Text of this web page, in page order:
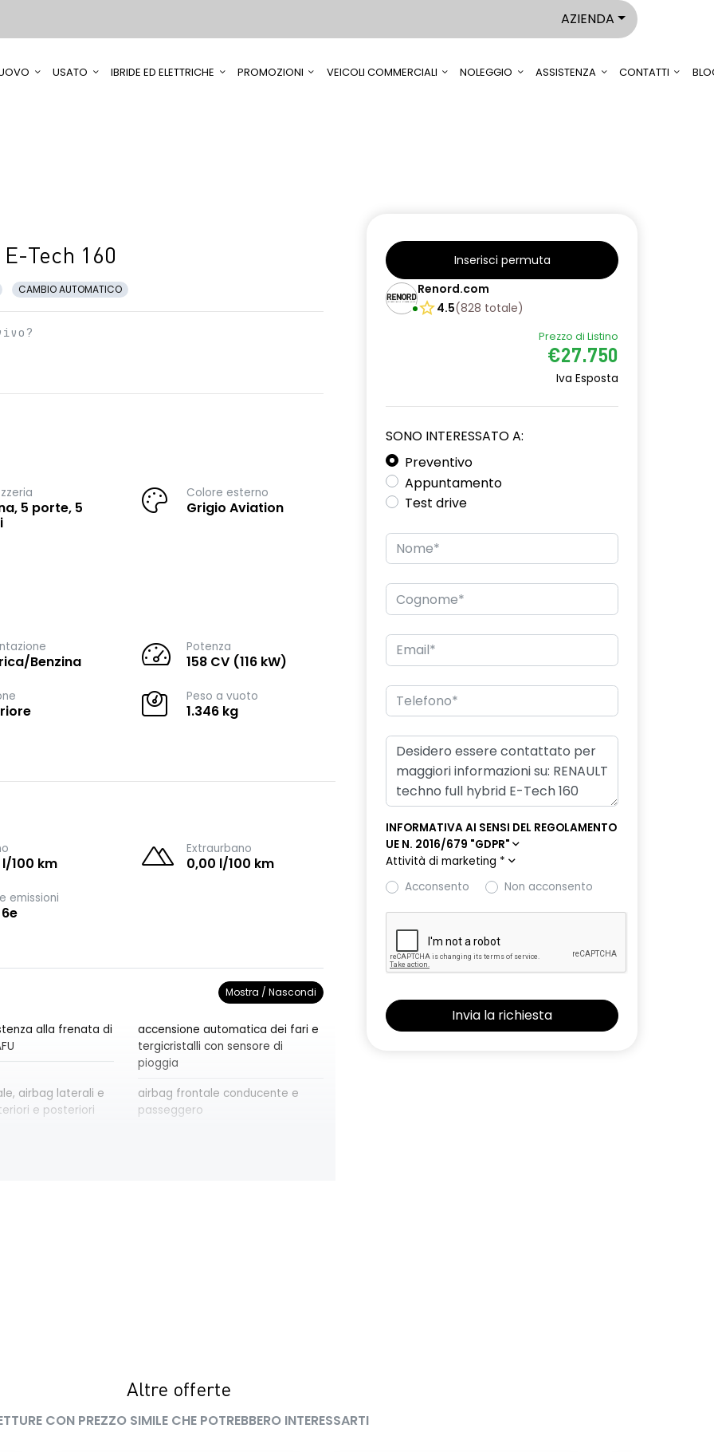
AZIENDA
USATO IBRIDE ED ELETTRICHE PROMOZIONI VEICOLI COMMERCIALI NOLEGGIO ASSISTENZA CONTATTI
Tech 160
CAMBIO AUTOMATICO
5 porte, 5
Colore esterno
Grigio Aviation
Benzina
Potenza
158 CV (116 kW)
Peso a vuoto
1.346 kg
100 km
Extraurbano
0,00 l/100 km
emissioni
Mostra / Nascondi
alla frenata di
accensione automatica dei fari e
tergicristalli con sensore di
pioggia
airbag laterali e
e posteriori
airbag frontale conducente e
passeggero
intelligent speed assist
assistenza al superamento dei
limiti di velocità
Inserisci permuta
Renord.com
4.5(828 totale)
Prezzo di Listino
€27.750
Iva Esposta
SONO INTERESSATO A:
Preventivo
Appuntamento
Test drive
INFORMATIVA AI SENSI DEL REGOLAMENTO
UE N. 2016/679 "GDPR"
Attività di marketing *
Acconsento
Non acconsento
Altre offerte
CON PREZZO SIMILE CHE POTREBBERO INTERESSARTI